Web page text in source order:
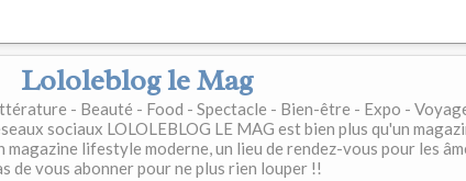
Lololeblog le Mag
- Beauté - Food - Spectacle - Bien-être - Expo -
sociaux LOLOLEBLOG LE MAG est bien plus qu'un
magazine lifestyle moderne, un lieu de rendez-vous pour les
de vous abonner pour ne plus rien louper !!